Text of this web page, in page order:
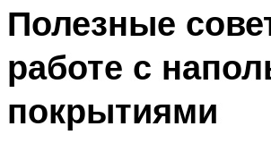
Полезные
работе с
покрытиями